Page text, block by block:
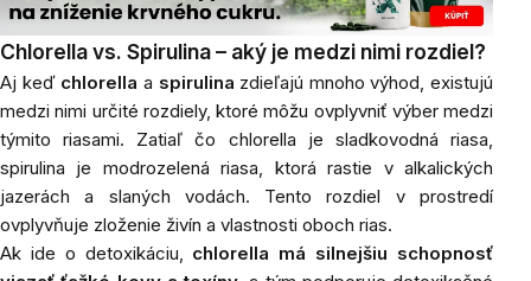
Chlorella vs. Spirulina – aký je medzi nimi rozdiel?
Aj keď chlorella a spirulina zdieľajú mnoho výhod, existujú
medzi nimi určité rozdiely, ktoré môžu ovplyvniť výber medzi
týmito riasami. Zatiaľ čo chlorella je sladkovodná riasa,
spirulina je modrozelená riasa, ktorá rastie v alkalických
jazerách a slaných vodách. Tento rozdiel v prostredí
ovplyvňuje zloženie živín a vlastnosti oboch rias.
Ak ide o detoxikáciu, chlorella má silnejšiu schopnosť